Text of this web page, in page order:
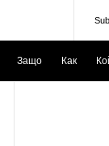
Защо Как